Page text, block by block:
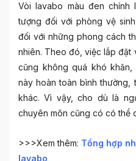
Vòi lavabo màu đen chính
tượng đối với phòng vệ
đối với những phong cách
nhiên. Theo đó, việc lắp đặt
cũng không quá khó
này hoàn toàn bình
khác. Vì vậy, cho dù là
chuyên môn cũng có có thể
>>>Xem thêm: Tổng hợp
lavabo